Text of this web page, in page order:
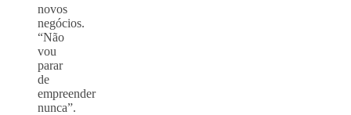
novos
negócios.
“Não
vou
parar
de
empreender
nunca”.